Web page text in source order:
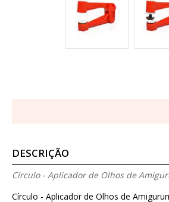
DESCRIÇÃO
Círculo - Aplicador de Olhos de
Círculo - Aplicador de Olhos de